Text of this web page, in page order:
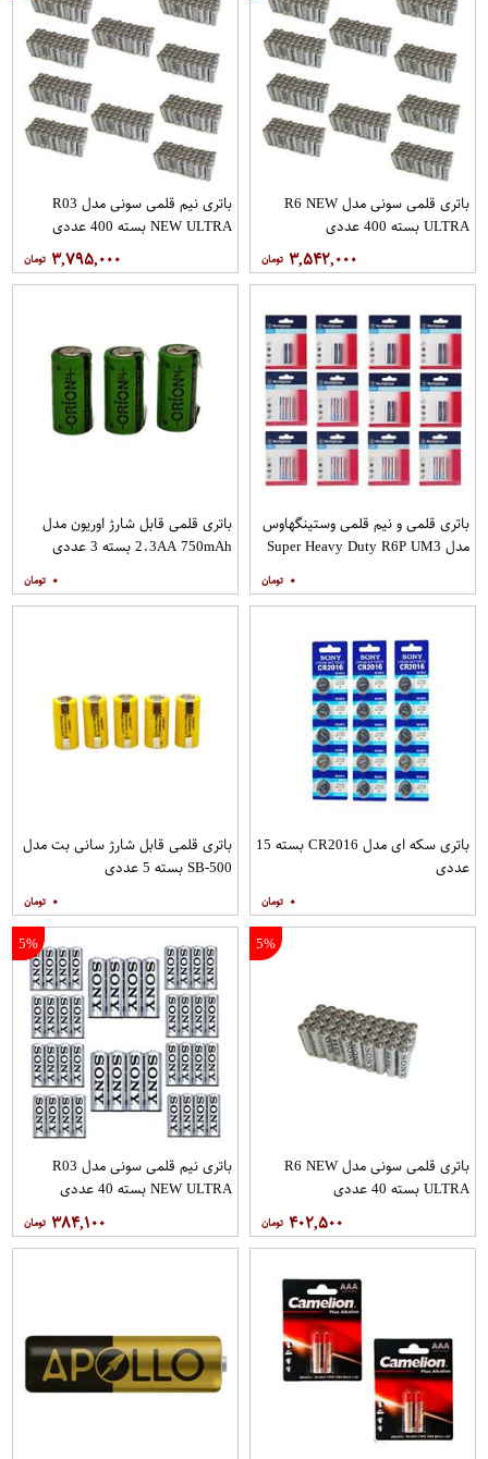
باتری قلمی سونی مدل R6 NEW
ULTRA بسته 400 عددی
۳,۵۴۲,۰۰۰
باتری نیم قلمی سونی مدل R03
NEW ULTRA بسته 400 عددی
۳,۷۹۵,۰۰۰
باتری قلمی و نیم قلمی وستینگهاوس
مدل Super Heavy Duty R6P UM3
۰
باتری قلمی قابل شارژ اوریون مدل
2.3AA 750mAh بسته 3 عددی
۰
باتری سکه ای مدل CR2016 بسته 15
عددی
۰
باتری قلمی قابل شارژ سانی بت مدل
SB-500 بسته 5 عددی
۰
5%
باتری قلمی سونی مدل R6 NEW
ULTRA بسته 40 عددی
۴۰۲,۵۰۰
5%
باتری نیم قلمی سونی مدل R03
NEW ULTRA بسته 40 عددی
۳۸۴,۱۰۰